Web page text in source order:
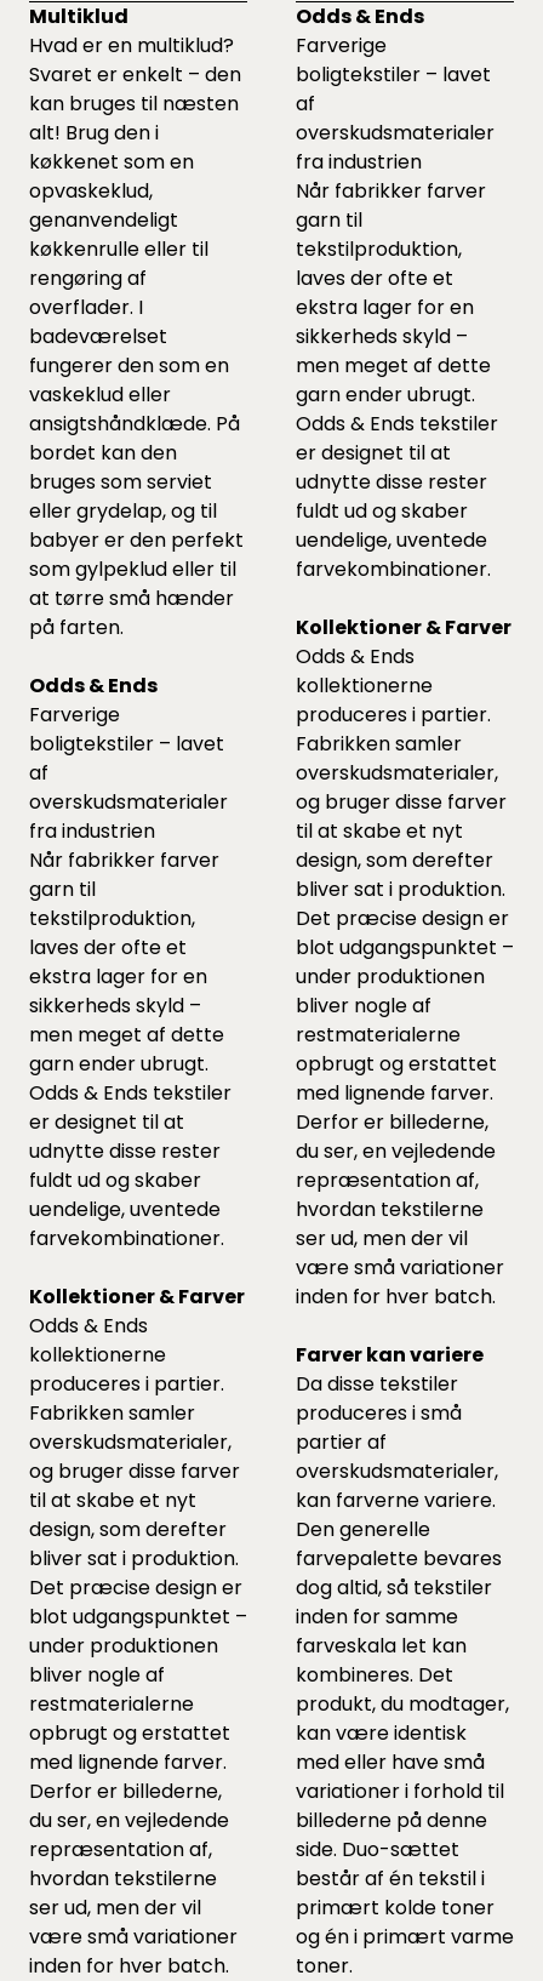
Multiklud
Hvad er en multiklud?
Svaret er enkelt – den
kan bruges til næsten
alt! Brug den i
køkkenet som en
opvaskeklud,
genanvendeligt
køkkenrulle eller til
rengøring af
overflader. I
badeværelset
fungerer den som en
vaskeklud eller
ansigtshåndklæde. På
bordet kan den
bruges som serviet
eller grydelap, og til
babyer er den perfekt
som gylpeklud eller til
at tørre små hænder
på farten.
Odds & Ends
Farverige
boligtekstiler – lavet
af
overskudsmaterialer
fra industrien
Når fabrikker farver
garn til
tekstilproduktion,
laves der ofte et
ekstra lager for en
sikkerheds skyld –
men meget af dette
garn ender ubrugt.
Odds & Ends tekstiler
er designet til at
udnytte disse rester
fuldt ud og skaber
uendelige, uventede
farvekombinationer.
Kollektioner & Farver
Odds & Ends
kollektionerne
produceres i partier.
Fabrikken samler
overskudsmaterialer,
og bruger disse farver
til at skabe et nyt
design, som derefter
bliver sat i produktion.
Det præcise design er
blot udgangspunktet –
under produktionen
bliver nogle af
restmaterialerne
opbrugt og erstattet
med lignende farver.
Derfor er billederne,
du ser, en vejledende
repræsentation af,
hvordan tekstilerne
ser ud, men der vil
være små variationer
inden for hver batch.
Odds & Ends
Farverige
boligtekstiler – lavet
af
overskudsmaterialer
fra industrien
Når fabrikker farver
garn til
tekstilproduktion,
laves der ofte et
ekstra lager for en
sikkerheds skyld –
men meget af dette
garn ender ubrugt.
Odds & Ends tekstiler
er designet til at
udnytte disse rester
fuldt ud og skaber
uendelige, uventede
farvekombinationer.
Kollektioner & Farver
Odds & Ends
kollektionerne
produceres i partier.
Fabrikken samler
overskudsmaterialer,
og bruger disse farver
til at skabe et nyt
design, som derefter
bliver sat i produktion.
Det præcise design er
blot udgangspunktet –
under produktionen
bliver nogle af
restmaterialerne
opbrugt og erstattet
med lignende farver.
Derfor er billederne,
du ser, en vejledende
repræsentation af,
hvordan tekstilerne
ser ud, men der vil
være små variationer
inden for hver batch.
Farver kan variere
Da disse tekstiler
produceres i små
partier af
overskudsmaterialer,
kan farverne variere.
Den generelle
farvepalette bevares
dog altid, så tekstiler
inden for samme
farveskala let kan
kombineres. Det
produkt, du modtager,
kan være identisk
med eller have små
variationer i forhold til
billederne på denne
side. Duo-sættet
består af én tekstil i
primært kolde toner
og én i primært varme
toner.